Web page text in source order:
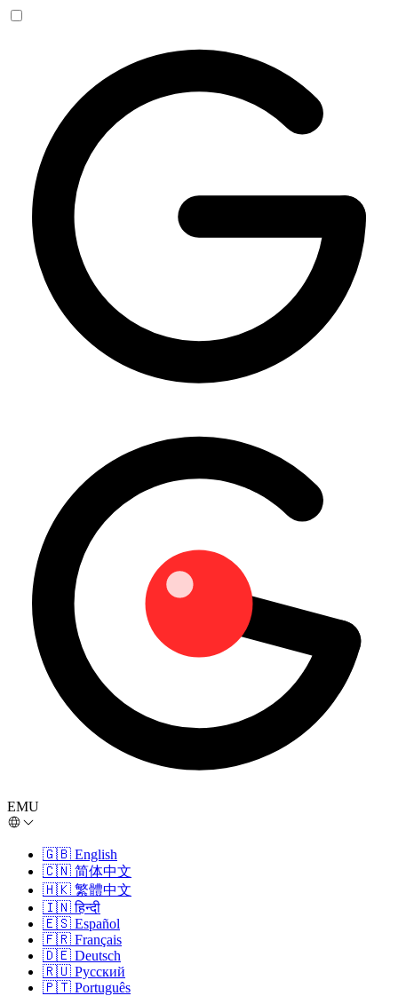
EMU
🇬🇧 English
🇨🇳 简体中文
🇭🇰 繁體中文
🇮🇳 हिन्दी
🇪🇸 Español
🇫🇷 Français
🇩🇪 Deutsch
🇷🇺 Русский
🇵🇹 Português